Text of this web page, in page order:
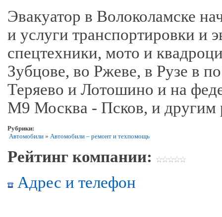
Эвакуатор в Волоколамске
и услуги транспортировки и
спецтехники, мото и
Зубцове, во Ржеве, в Рузе в
Теряево и Лотошино и на
М9 Москва - Псков, и другим
Рубрики:
Автомобили » Автомобили – ремонт и техпомощь
Рейтинг компании:
Адрес и телефон